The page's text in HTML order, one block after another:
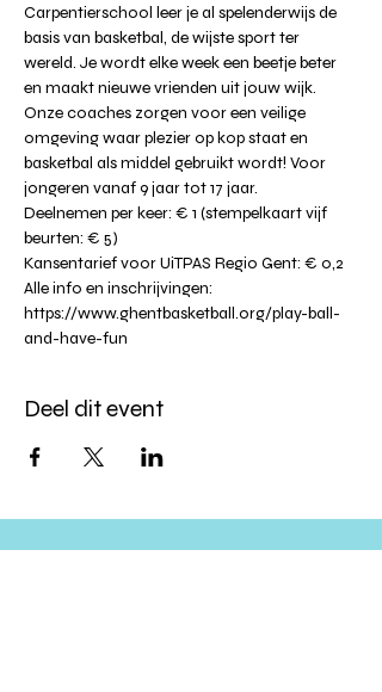
Carpentierschool leer je al spelenderwijs de
basis van basketbal, de wijste sport ter
wereld. Je wordt elke week een beetje beter
en maakt nieuwe vrienden uit jouw wijk.
Onze coaches zorgen voor een veilige
omgeving waar plezier op kop staat en
basketbal als middel gebruikt wordt! Voor
jongeren vanaf 9 jaar tot 17 jaar.
Deelnemen per keer: € 1 (stempelkaart vijf
beurten: € 5)
Kansentarief voor UiTPAS Regio Gent: € 0,2
Alle info en inschrijvingen:
https://www.ghentbasketball.org/play-ball-
and-have-fun
Deel dit event